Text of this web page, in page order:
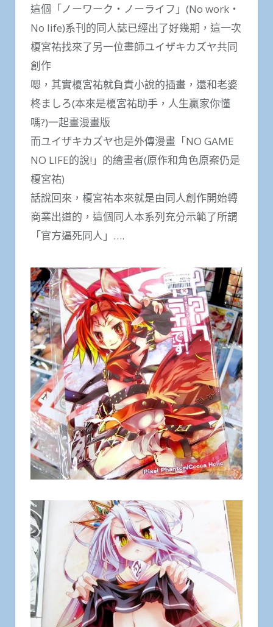
這個「ノーワーク・ノーライフ」(No work・
No life)系刊的同人誌已經出了好幾期，這一次
榎宮祐找來了另一位畫師ユイザキカズヤ共同
創作
嗯，其實榎宮祐就負責小說的插畫，還和老婆
柊ましろ(本來是榎宮祐助手，人生贏家你懂
嗎?)一起畫漫畫版
而ユイザキカズヤ也是外傳漫畫「NO GAME
NO LIFE的說!」的繪畫者(原作和角色原案仍是
榎宮祐)
話說回來，榎宮祐本來就是由同人創作開始轉
商業出道的，這個同人本系列充分示範了所謂
「官方逼死同人」….